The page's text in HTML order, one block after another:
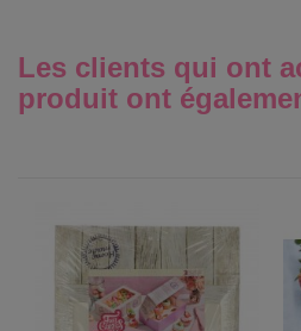
Les clients qui ont
produit ont